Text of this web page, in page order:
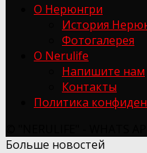
О Нерюнгри
История
Фотогалерея
О Nerulife
Напишите нам
Контакты
Политика
Больше новостей